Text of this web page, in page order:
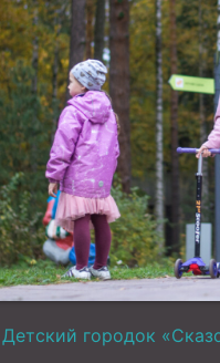
Детский городок